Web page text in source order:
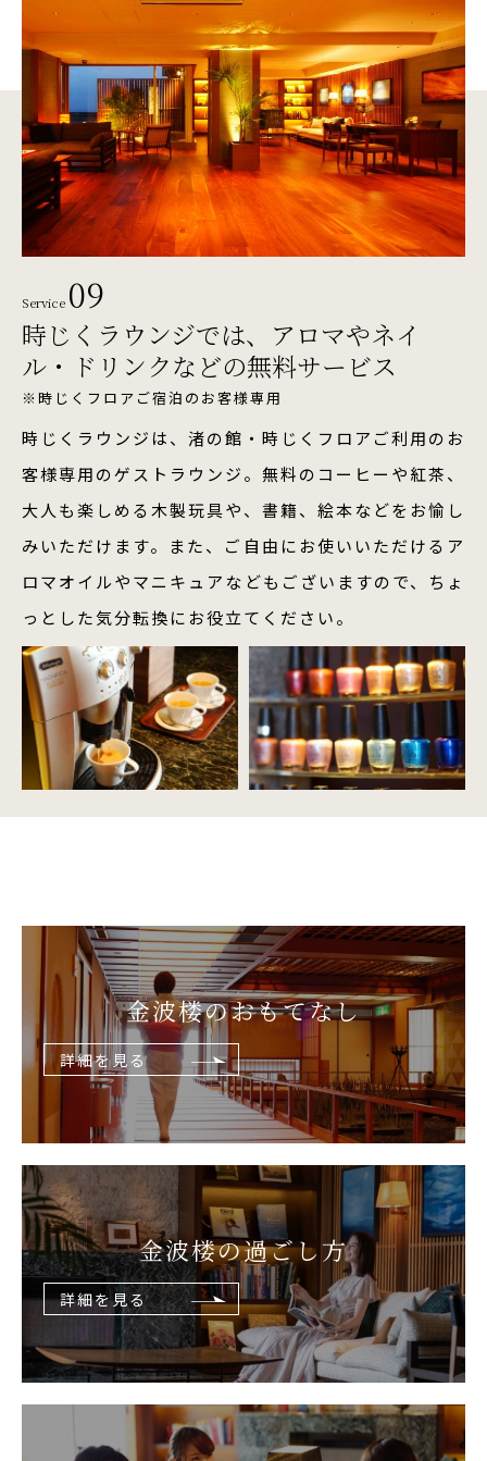
Service 09
時じくラウンジでは、 アロマやネイ
ル・ドリンクなどの無料サービス
※時じくフロアご宿泊のお客様専用
時じくラウンジは、渚の館・時じくフロアご利用のお
客様専用のゲストラウンジ。無料のコーヒーや紅茶、
大人も楽しめる木製玩具や、書籍、絵本などをお愉し
みいただけます。また、ご自由にお使いいただけるア
ロマオイルやマニキュアなどもございますので、ちょ
っとした気分転換にお役立てください。
金波楼のおもてなし
詳細を見る
金波楼の過ごし方
詳細を見る